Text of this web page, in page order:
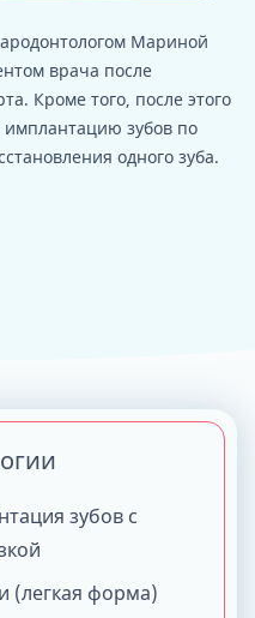
Мариной
врача после
Кроме того, после этого
зубов по
одного зуба.
зубов с
(легкая форма)